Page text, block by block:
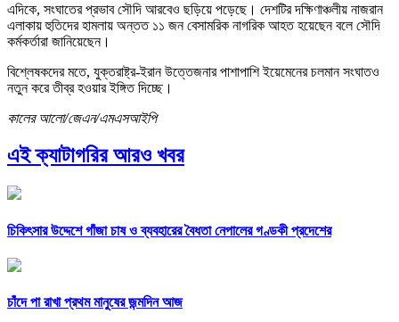
এদিকে, সংঘাতের প্রভাব সৌদি আরবেও ছড়িয়ে পড়েছে। দেশটির দক্ষিণাঞ্চলীয় নাজরান
এলাকায় হুতিদের হামলায় অন্তত ১১ জন বেসামরিক নাগরিক আহত হয়েছেন বলে সৌদি
কর্মকর্তারা জানিয়েছেন।
বিশ্লেষকদের মতে, যুক্তরাষ্ট্র-ইরান উত্তেজনার পাশাপাশি ইয়েমেনের চলমান সংঘাতও
নতুন করে তীব্র হওয়ার ইঙ্গিত দিচ্ছে।
কালের আলো/জেএন/এমএসআইপি
এই ক্যাটাগরির আরও খবর
চিকিৎসার উদ্দেশে গাঁজা চাষ ও ব্যবহারের বৈধতা নেপালের গণ্ডকী প্রদেশের
চাঁদে পা রাখা প্রথম মানুষের জন্মদিন আজ